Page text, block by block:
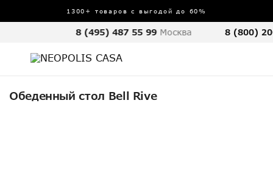
1300+ товаров с выгодой до 60%
8 (495) 487 55 99 Москва 8 (800)
Обеденный стол Bell Rive